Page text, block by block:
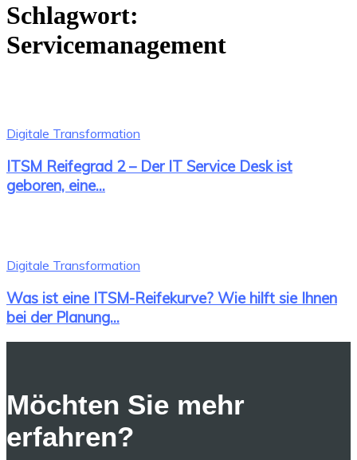
Schlagwort:
Servicemanagement
Digitale Transformation
ITSM Reifegrad 2 – Der IT Service Desk ist
geboren, eine...
Digitale Transformation
Was ist eine ITSM-Reifekurve? Wie hilft sie Ihnen
bei der Planung...
Möchten Sie mehr
erfahren?